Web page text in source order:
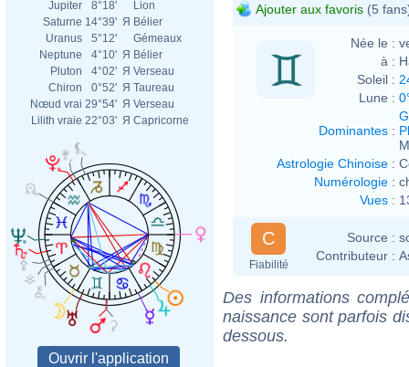
Jupiter
8°18'
Lion
Saturne 14°39' Я Bélier
Uranus
5°12'
Gémeaux
Neptune
4°10' Я Bélier
Pluton
4°02' Я Verseau
Chiron
0°52' Я Taureau
Nœud vrai 29°54' Я Verseau
Lilith vraie 22°03' Я Capricorne
Ajouter aux favoris (5
Née le :
à :
Soleil :
Lune :
Dominantes :
Astrologie Chinoise :
Numérologie :
Vues :
C
Fiabilité
Source :
Contributeur :
Des informations
naissance sont parfois
dessous.